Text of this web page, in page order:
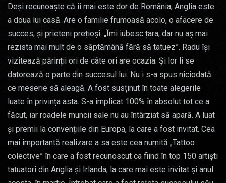
Deși recunoaște că îi mai este dor de România, Anglia este
a doua lui casă. Are o familie frumoasă acolo, o afacere de
succes, și prieteni prețioși. „Îmi iubesc țara, dar nu aș mai
rezista mai mult de o săptămână fără să tatuez”. Radu își
vizitează părinții ori de câte ori are ocazia. Și lor li se
datorează o parte din succesul lui. Nu i s-a spus niciodată
ce meserie să aleagă. A fost susținut în toate alegerile
luate în privința asta. S-a implicat 100% în absolut tot ce a
făcut, iar roadele muncii sale nu au întârziat să apară. A luat
și premii la convențiile din Europa, la care a fost invitat. Cea
mai importantă realizare a sa este cea numită „Tattoo
colective” în care a fost recunoscut ca fiind în top 150 artiști
tatuatori din Anglia și Irlanda, la care mai este invitat și anul